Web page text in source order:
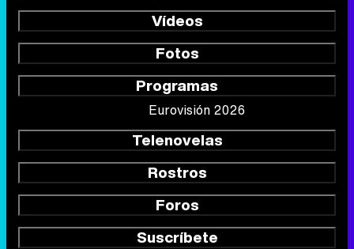
Vídeos
Fotos
Programas
Eurovisión 2026
Telenovelas
Rostros
Foros
Suscríbete